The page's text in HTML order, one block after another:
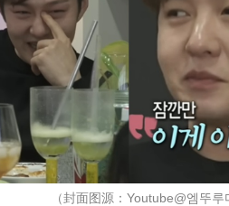
（封面图源：Youtube@엠뚜